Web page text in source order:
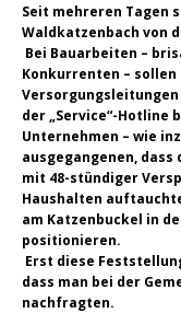
Seit mehreren Tagen
Waldkatzenbach von
Bei Bauarbeiten –
Konkurrenten –
der „Service“-Hotline
Unternehmen – wie
ausgegangenen, dass
mit 48-stündiger
Haushalten
am Katzenbuckel in
positionieren.
Erst diese
dass man bei der
nachfragten.